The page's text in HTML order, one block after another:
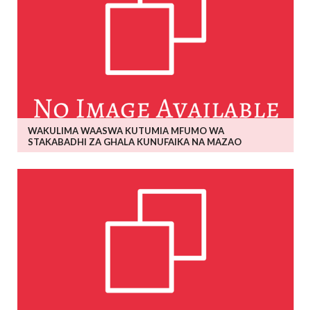
WAKULIMA WAASWA KUTUMIA MFUMO WA
STAKABADHI ZA GHALA KUNUFAIKA NA MAZAO